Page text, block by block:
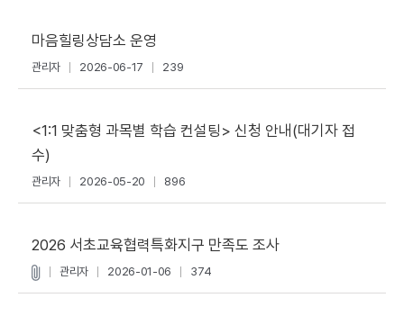
마음힐링상담소 운영
관리자 2026-06-17 239
<1:1 맞춤형 과목별 학습 컨설팅> 신청 안내(대기자 접
수)
관리자 2026-05-20 896
2026 서초교육협력특화지구 만족도 조사
관리자 2026-01-06 374